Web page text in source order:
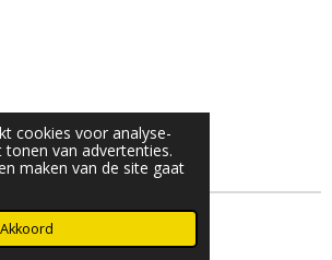
cookies voor analyse-
van advertenties.
maken van de site gaat
Akkoord